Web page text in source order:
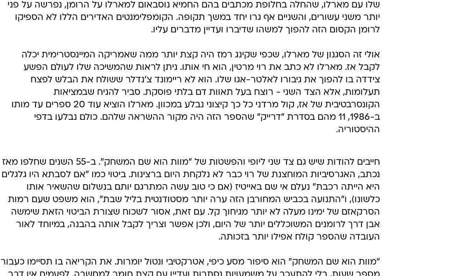
שלו עם מארלו, שהחלה בחלופת מכתבים בהם החמיא נוסבאום למארלו על הרומן, נפרשה על פני
יותר משני עשורים, והשניים אף גרו יחד במשך תקופה. הקומפלימנטים האדירים הללו לא הספיקו
לרומן הקסום הזה להפוך למשהו שדיברו ועדיין מדברים עליו.
אולי זה הסגנון של מארלו, שכפי שקינג רמז היה קצת יותר ממה שאמריקה המיינסטרימית יכלה
לקבל אז. מארלו לא כתב את רוי מרטין, הוא חי אותו. ניתן לראות שהמשיכה שלו לעולם הפשע
צידדה בו להפוך את גיבורו לאלטר-אגו שלו. הוא לא ריימונד צ'נדלר ששולח את הבלש לפצח
תעלומות, אלא הצד השני - רוצח בעל תאוות דם בלתי פוסקת. סביר להניח שבמציאות
הקונסרבטיבית של אז, קול מרדני כל כך קיצוני נבלע במכוון. מארלו הוציא עוד 20 ספרים עד מותו
ב-1986, 11 מהם בסדרת "דרייק" שהספר הזה היה מקור ההשראה שלהם. כולם נבלעו בדפי
ההיסטוריה.
חייבים להודות שיש גם צד שני ליופי והפשטות של "מוות הוא שם המשחק". ב-55 השנים שחלפו מאז
נכתב, האגרסיביות המוחצנת של רוי כבר לא נלקחת היום ברצינות. ביטוי כמו "אם לסבתא היו גלגלים
היא הייתה רכבת" נעלם אי שם באייטיז (אם כי טוב עשה המתרגם יותם בנשלום שהשאיר אותו
כלשונו), ו"התנועה בכביש המחורבן הזה ערה יותר מסטודנטית בליל שבת", הוא משפט שעם רמות
הסרקאזם של ימינו מעלה לא יותר מגיחוך קל. עם זאת, אסור לשכוח שצורת הביטוי הזאת שימשה
אבן דרך לרומנים המשוכללים יותר של היום, ולכן אפשר וצריך לקבל אותה בהבנה, במיוחד לאור
העובדה שהספר קולח אפילו יותר בזכותה.
"מוות הוא שם המשחק" הוא סיפור מסע כיפי, אטרקטיבי ונטול יומרות. את הקריאה בו תסיימו כעבור